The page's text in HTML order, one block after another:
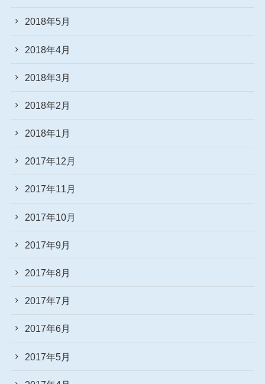
2018年5月
2018年4月
2018年3月
2018年2月
2018年1月
2017年12月
2017年11月
2017年10月
2017年9月
2017年8月
2017年7月
2017年6月
2017年5月